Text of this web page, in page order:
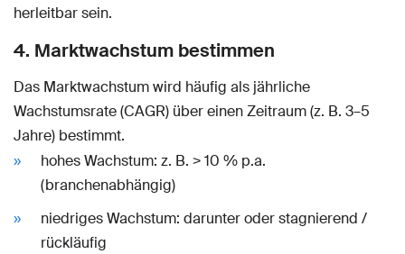
herleitbar sein.
4. Marktwachstum bestimmen
Das Marktwachstum wird häufig als jährliche
Wachstumsrate (CAGR) über einen Zeitraum (z. B. 3–5
Jahre) bestimmt.
hohes Wachstum: z. B. > 10 % p.a.
(branchenabhängig)
niedriges Wachstum: darunter oder stagnierend /
rückläufig